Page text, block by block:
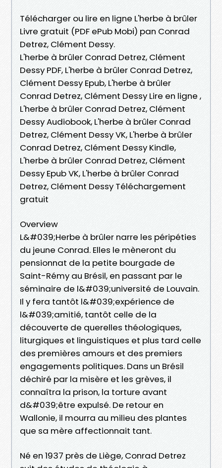
Télécharger ou lire en ligne L'herbe à brûler
Livre gratuit (PDF ePub Mobi) pan Conrad
Detrez, Clément Dessy.
L'herbe à brûler Conrad Detrez, Clément
Dessy PDF, L'herbe à brûler Conrad Detrez,
Clément Dessy Epub, L'herbe à brûler
Conrad Detrez, Clément Dessy Lire en ligne ,
L'herbe à brûler Conrad Detrez, Clément
Dessy Audiobook, L'herbe à brûler Conrad
Detrez, Clément Dessy VK, L'herbe à brûler
Conrad Detrez, Clément Dessy Kindle,
L'herbe à brûler Conrad Detrez, Clément
Dessy Epub VK, L'herbe à brûler Conrad
Detrez, Clément Dessy Téléchargement
gratuit
Overview
L&#039;Herbe à brûler narre les péripéties
du jeune Conrad. Elles le mèneront du
pensionnat de la petite bourgade de
Saint-Rémy au Brésil, en passant par le
séminaire de l&#039;université de Louvain.
Il y fera tantôt l&#039;expérience de
l&#039;amitié, tantôt celle de la
découverte de querelles théologiques,
liturgiques et linguistiques et plus tard celle
des premières amours et des premiers
engagements politiques. Dans un Brésil
déchiré par la misère et les grèves, il
connaîtra la prison, la torture avant
d&#039;être expulsé. De retour en
Wallonie, il mourra au milieu des plantes
que sa mère affectionnait tant.
Né en 1937 près de Liège, Conrad Detrez